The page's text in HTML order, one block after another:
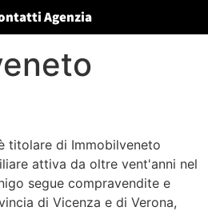
Agenzia
titolare di Immobilveneto
attiva da oltre vent'anni nel
segue compravendite e
di Vicenza e di Verona,